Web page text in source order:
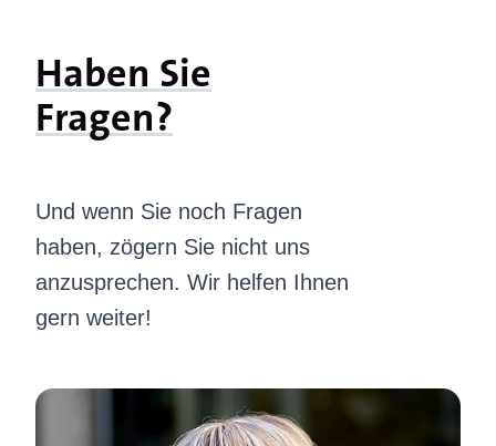
Haben Sie
Fragen?
Und wenn Sie noch Fragen
haben, zögern Sie nicht uns
anzusprechen. Wir helfen Ihnen
gern weiter!